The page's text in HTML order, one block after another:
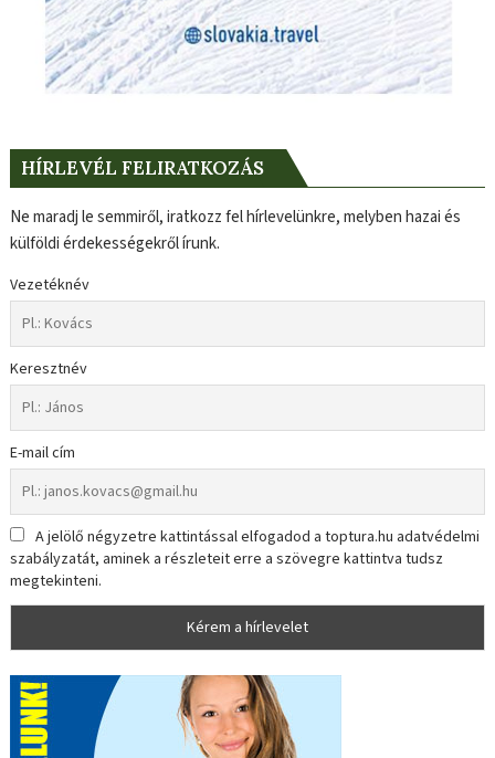
HÍRLEVÉL FELIRATKOZÁS
Ne maradj le semmiről, iratkozz fel hírlevelünkre, melyben hazai és
külföldi érdekességekről írunk.
Vezetéknév
Keresztnév
E-mail cím
A jelölő négyzetre kattintással elfogadod a toptura.hu adatvédelmi
szabályzatát, aminek a részleteit erre a szövegre kattintva tudsz
megtekinteni.